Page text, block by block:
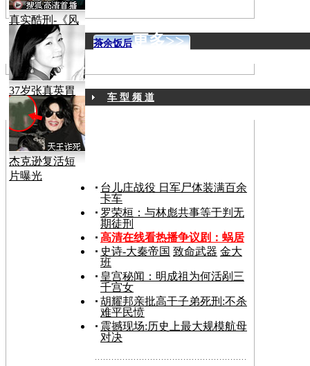
真实酷刑-《风
声》
37岁张真英胃
癌病逝
杰克逊复活短
片曝光
台儿庄战役 日军尸体装满百余
卡车
罗荣桓：与林彪共事等于判无
期徒刑
高清在线看热播争议剧： 蜗居
史诗-大秦帝国 致命武器 金大
班
皇宫秘闻：明成祖为何活剐三
千宫女
胡耀邦亲批高干子弟死刑:不杀
难平民愤
震撼现场:历史上最大规模航母
对决
茶余饭后更多>>
车 型 频 道